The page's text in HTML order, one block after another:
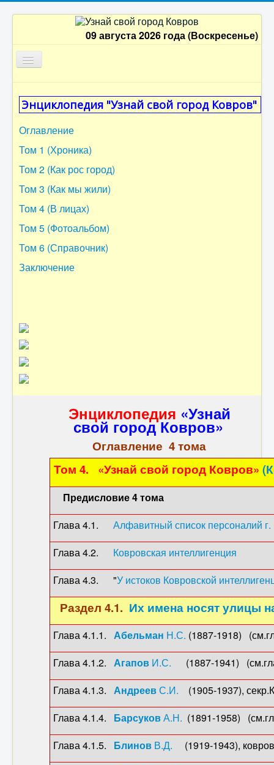
09 августа 2026 года (Воскресенье)
Оглавление
Том 1
Том 2
Том 3
Том 4
Том 5
Том 6
Заключение
Энциклопедия "Узнай свой город Ковров"
Оглавление
Том 1 (Хроника)
Том 2 (Как рос город)
Том 3 (Как мы жили)
Том 4 (В лицах)
Том 5 (Фотоальбом)
Том 6 (Справочник)
Заключение
Энциклопедия «Узнай
свой город Ковров»
Оглавление 4 тома
Том 4. «Узнай свой город Ковров»
Предисловие 4 тома
Глава 4.1. Алфавитный список персоналий
Глава 4.2. Ковровская интеллигенция
Глава 4.3. "У истоков Ковровской
Раздел 4.1. Их имена носят улицы
Глава 4.1.1. Абельман Н.С. (1887-1918)
Глава 4.1.2. Агапов И.С. (1887-1941)
Глава 4.1.3. АндреевС.И. (1905-1937),
Глава 4.1.4. БарсуковА.Н. (1891-1958)
Глава 4.1.5. Блинов В.Д. (1919-1943),